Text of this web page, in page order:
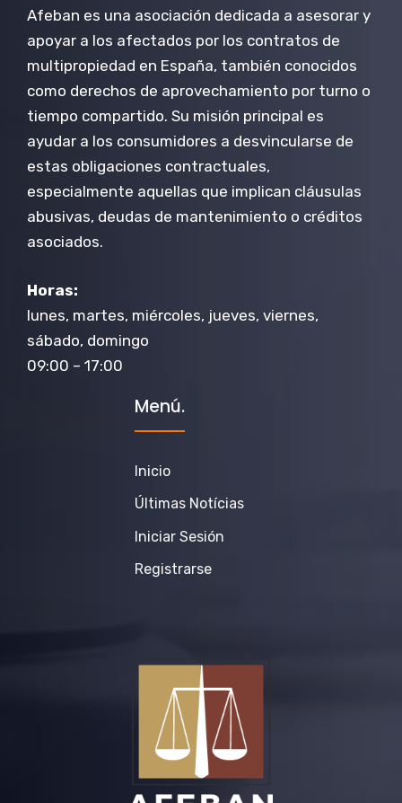
Afeban es una asociación dedicada a asesorar y
apoyar a los afectados por los contratos de
multipropiedad en España, también conocidos
como derechos de aprovechamiento por turno o
tiempo compartido. Su misión principal es
ayudar a los consumidores a desvincularse de
estas obligaciones contractuales,
especialmente aquellas que implican cláusulas
abusivas, deudas de mantenimiento o créditos
asociados.
Horas:
lunes, martes, miércoles, jueves, viernes,
sábado, domingo
09:00 – 17:00
Menú.
Inicio
Últimas Notícias
Iniciar Sesión
Registrarse